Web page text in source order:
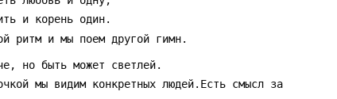
и корень один.
ритм и мы поем другой гимн.
но быть может светлей.
мы видим конкретных людей.Есть смысл за